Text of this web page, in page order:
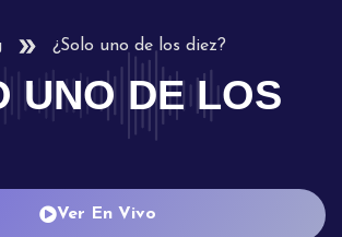
¿Solo uno de los diez?
UNO DE LOS
Ver En Vivo